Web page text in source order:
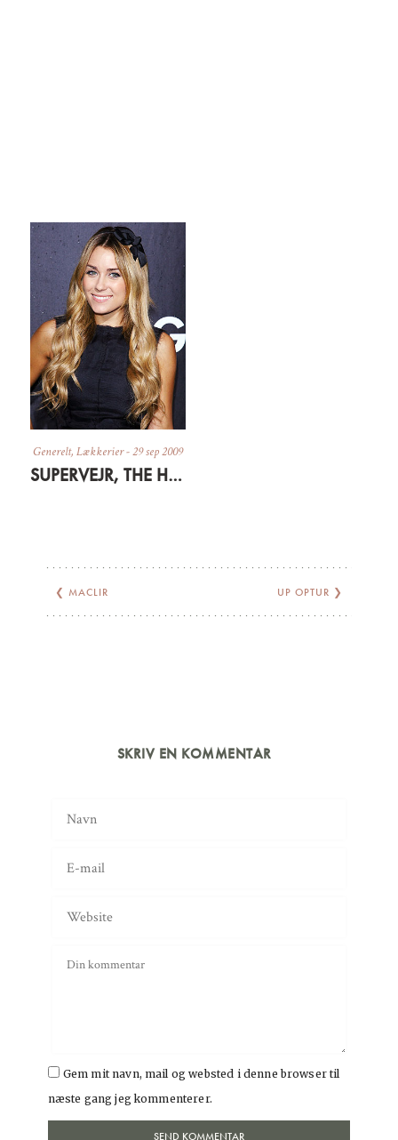
Generelt, Lækkerier-29 sep 2009
SUPERVEJR, THE HILLS OG SEN FROKOST
❮ MACLIR UP OPTUR ❯
SKRIV EN KOMMENTAR
Gem mit navn, mail og websted i denne browser til
næste gang jeg kommenterer.